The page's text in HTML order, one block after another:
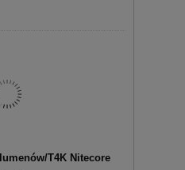
T4K Nitecore